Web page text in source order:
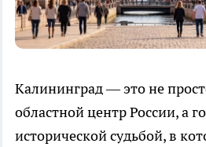
Калининград — это не
областной центр России, а
исторической судьбой, в